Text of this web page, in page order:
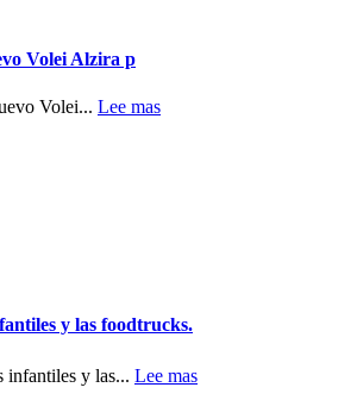
Volei Alzira p
Volei... Lee mas
y las foodtrucks.
y las... Lee mas